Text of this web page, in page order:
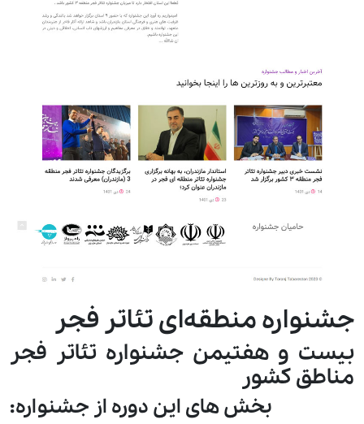
جشنواره منطقه‌ای تئاتر فجر
بیست و هفتیمن جشنواره تئاتر فجر
مناطق کشور
بخش های این دوره از جشنواره: